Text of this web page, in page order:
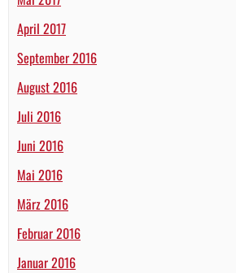
April 2017
September 2016
August 2016
Juli 2016
Juni 2016
Mai 2016
März 2016
Februar 2016
Januar 2016